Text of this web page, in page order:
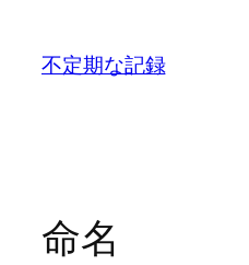
不定期な記録
命名